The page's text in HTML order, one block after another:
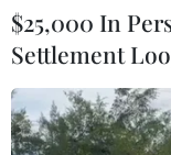
Bốn trẻ đuối
$25,000 In
Settlement